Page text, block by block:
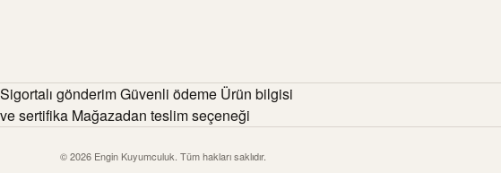
Sigortalı gönderim Güvenli ödeme Ürün bilgisi
ve sertifika Mağazadan teslim seçeneği
© 2026 Engin Kuyumculuk. Tüm hakları saklıdır.